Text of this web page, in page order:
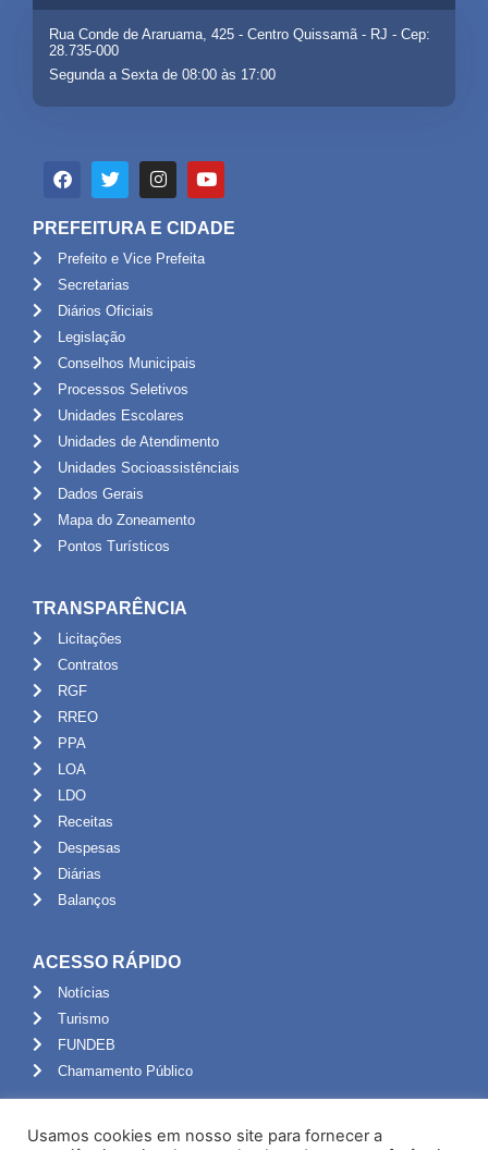
Rua Conde de Araruama, 425 - Centro Quissamã - RJ - Cep:
28.735-000
Segunda a Sexta de 08:00 às 17:00
PREFEITURA E CIDADE
Prefeito e Vice Prefeita
Secretarias
Diários Oficiais
Legislação
Conselhos Municipais
Processos Seletivos
Unidades Escolares
Unidades de Atendimento
Unidades Socioassistênciais
Dados Gerais
Mapa do Zoneamento
Pontos Turísticos
TRANSPARÊNCIA
Licitações
Contratos
RGF
RREO
PPA
LOA
LDO
Receitas
Despesas
Diárias
Balanços
ACESSO RÁPIDO
Notícias
Turismo
FUNDEB
Chamamento Público
Usamos cookies em nosso site para fornecer a